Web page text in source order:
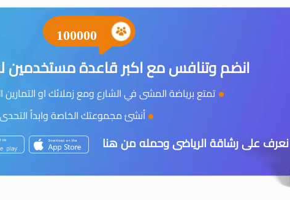
100000
انضم وتنافس مع اكبر قاعدة مستخدمين
تمتع برياضة المشى في الشارع ومع زملائك او التمارين
أنشئ مجموعتك الخاصة وابدأ التحدى
نعرف على رشاقة الرياضى وحمله من هنا